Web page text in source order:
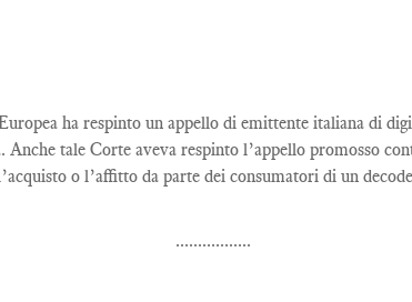
ha respinto un appello di emittente italiana di
Anche tale Corte aveva respinto l’appello promosso
o l’affitto da parte dei consumatori di un
.................